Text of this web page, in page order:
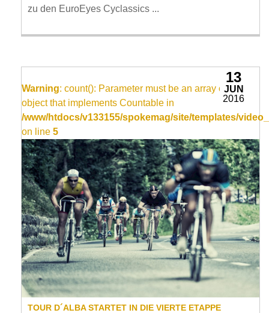
zu den EuroEyes Cyclassics ...
Warning: count(): Parameter must be an array or an
object that implements Countable in
/www/htdocs/v133155/spokemag/site/templates/
on line 5
TOUR D´ALBA STARTET IN DIE VIERTE ETAPPE
13
JUN
2016